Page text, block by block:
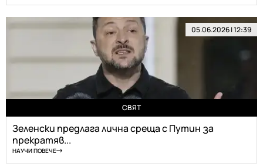
05.06.2026 | 12:39
СВЯТ
Зеленски предлага лична среща с Путин за
прекратяв...
НАУЧИ ПОВЕЧЕ